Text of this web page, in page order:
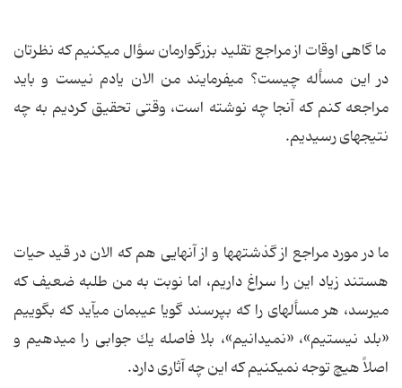
ما گاهى اوقات از مراجع تقلید بزرگوارمان سؤال مى‏كنیم كه نظرتان
در این مسأله چیست؟ مى‏فرمایند من الان یادم نیست و باید
مراجعه كنم كه آنجا چه نوشته است، وقتى تحقیق كردیم به چه
نتیجه‏اى رسیدیم.
ما در مورد مراجع از گذشته‏ها و از آنهایى هم كه الان در قید حیات
هستند زیاد این را سراغ داریم، اما نوبت به من طلبه‏ ضعیف كه
میرسد، هر مسأله‏اى را كه بپرسند گویا عیبمان مى‏آید كه بگوییم
«بلد نیستیم»، «نمى‏دانیم»، بلا فاصله یك جوابى را مى‏دهیم و
اصلاً هیچ توجه نمى‏كنیم كه این چه آثارى دارد.